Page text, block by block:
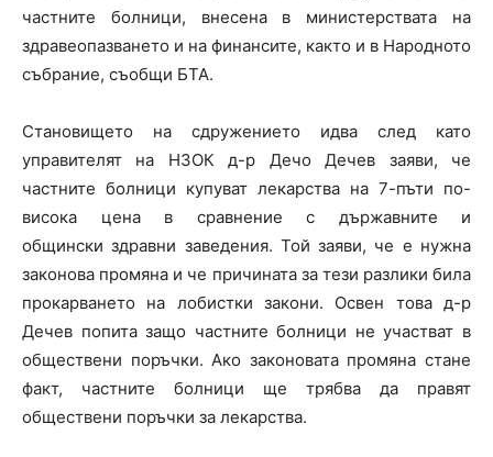
частните болници, внесена в министерствата на
здравеопазването и на финансите, както и в Народното
събрание, съобщи БТА.
Становището на сдружението идва след като
управителят на НЗОК д-р Дечо Дечев заяви, че
частните болници купуват лекарства на 7-пъти по-
висока цена в сравнение с държавните и
общински здравни заведения. Той заяви, че е нужна
законова промяна и че причината за тези разлики била
прокарването на лобистки закони. Освен това д-р
Дечев попита защо частните болници не участват в
обществени поръчки. Ако законовата промяна стане
факт, частните болници ще трябва да правят
обществени поръчки за лекарства.